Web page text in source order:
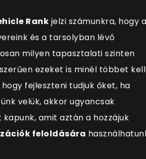
Rank jelzi számunkra, hogy
és a tarsolyban lévő
milyen tapasztalati szinten
ezeket is minél többet kell
hogy fejleszteni tudjuk őket, ha
velük, akkor ugyancsak
amit aztán a hozzájuk
feloldására